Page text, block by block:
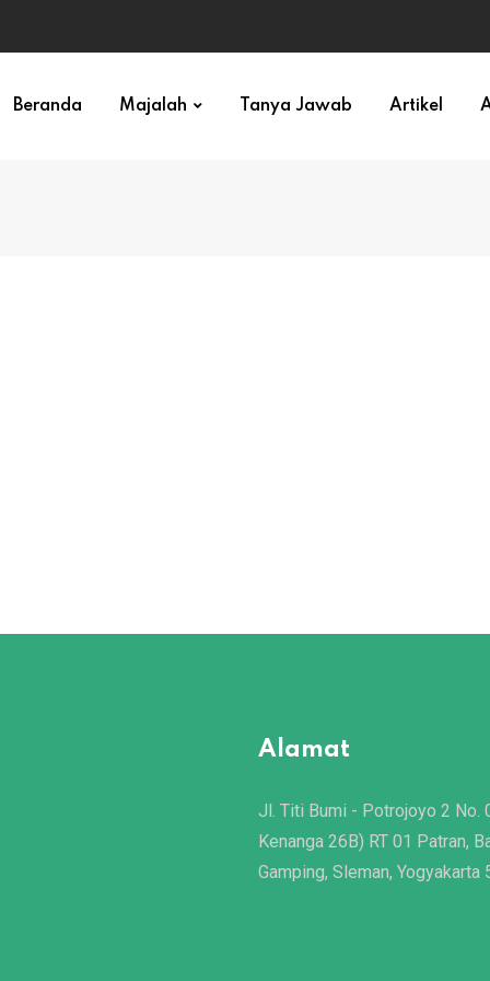
Beranda Majalah Tanya Jawab Artikel
Alamat
Jl. Titi Bumi - Potrojoyo 2 No.
Kenanga 26B) RT 01 Patran,
Gamping, Sleman, Yogyakarta